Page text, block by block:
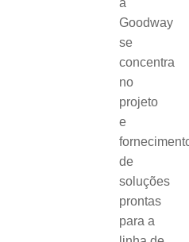
a
Goodway
se
concentra
no
projeto
e
de
soluções
prontas
para a